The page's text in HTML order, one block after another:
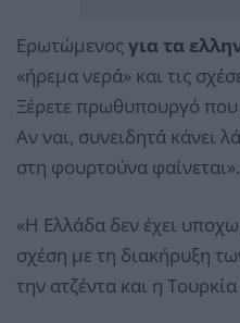
Ερωτώμενος για τα
«ήρεμα νερά» και τις
Ξέρετε πρωθυπουργό που
Αν ναι, συνειδητά κάνει
στη φουρτούνα φαίνεται».
«Η Ελλάδα δεν έχει
σχέση με τη διακήρυξη
την ατζέντα και η